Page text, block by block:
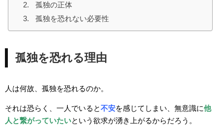
孤独の正体
孤独を恐れない必要性
孤独を恐れる理由
人は何故、孤独を恐れるのか。
それは恐らく、一人でいると不安を感じてしまい、無意識に他
人と繋がっていたいという欲求が湧き上がるからだろう。